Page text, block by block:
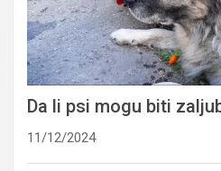
Da li psi mogu biti
11/12/2024